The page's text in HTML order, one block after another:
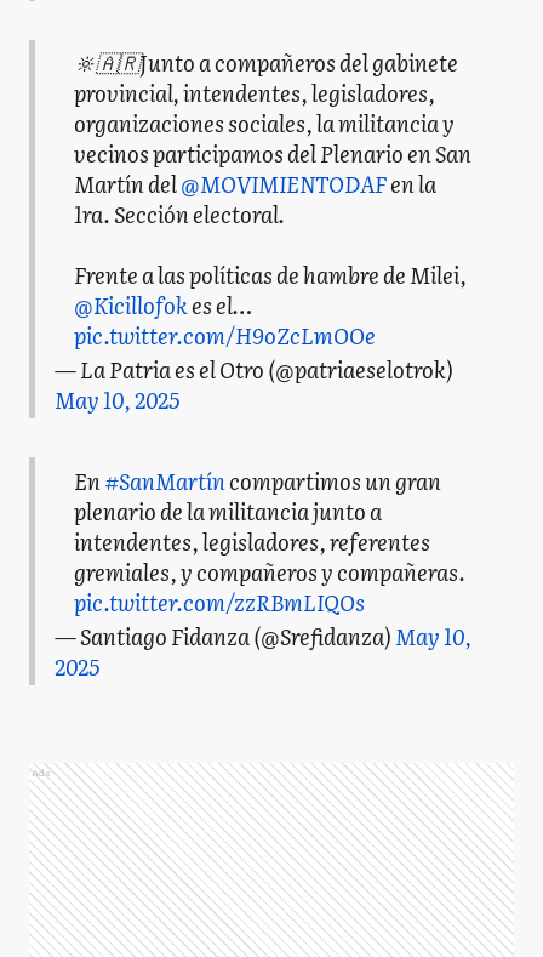
🔆🇦🇷Junto a compañeros del gabinete
provincial, intendentes, legisladores,
organizaciones sociales, la militancia y
vecinos participamos del Plenario en San
Martín del@MOVIMIENTODAFen la
1ra. Sección electoral.
Frente a las políticas de hambre de Milei,
@Kicillofokes el…
pic.twitter.com/H9oZcLmOOe
— La Patria es el Otro (@patriaeselotrok)
May 10, 2025
En#SanMartíncompartimos un gran
plenario de la militancia junto a
intendentes, legisladores, referentes
gremiales, y compañeros y compañeras.
pic.twitter.com/zzRBmLIQOs
— Santiago Fidanza (@Srefidanza)May 10,
2025
Ads